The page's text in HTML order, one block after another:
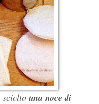
sciolto una noce di